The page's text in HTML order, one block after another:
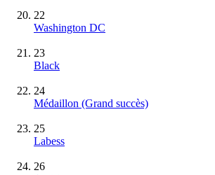
22
Washington DC
23
Black
24
Médaillon (Grand succès)
25
Labess
26